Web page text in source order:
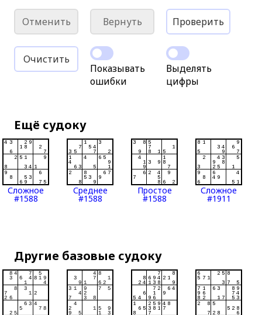
Отменить Вернуть Проверить
Очистить
Показывать
ошибки
Выделять
цифры
Ещё судоку
Сложное
#1588
Среднее
#1588
Простое
#1588
Сложное
#1911
Другие базовые судоку